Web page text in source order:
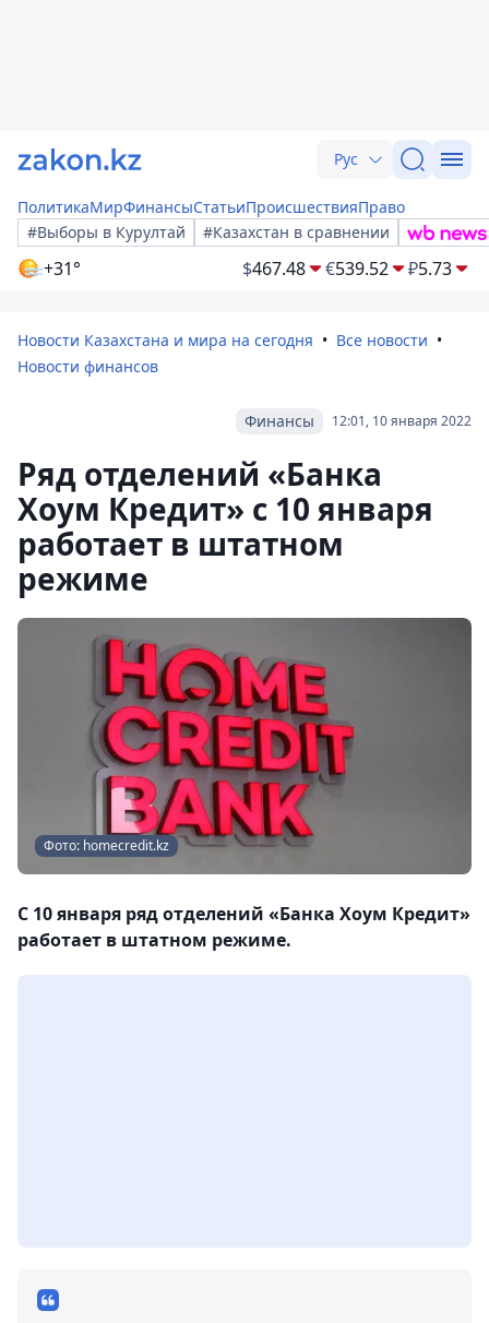
Рус
ПолитикаМирФинансыСтатьиПроисшествияПраво
#Выборы в Курултай
#Казахстан в сравнении
+31° $467.48 €539.52 ₽5.73
Новости Казахстана и мира на сегодня
Все новости
Новости финансов
12:01, 10 января 2022
Финансы
Ряд отделений «Банка
Хоум Кредит» с 10 января
работает в штатном
режиме
Фото: homecredit.kz
С 10 января ряд отделений «Банка Хоум Кредит»
работает в штатном режиме.